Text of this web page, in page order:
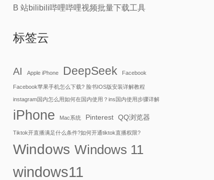
B 站bilibili哔哩哔哩视频批量下载工具
标签云
AI Apple iPhone DeepSeek Facebook
Facebook苹果手机怎么下载? 脸书IOS版安装详解教程
instagram国内怎么用如何在国内使用？ins国内使用步骤详解
iPhone Mac系统 Pinterest QQ浏览器
Tiktok开直播满足什么条件?如何开通tiktok直播权限?
Windows Windows 11
windows11